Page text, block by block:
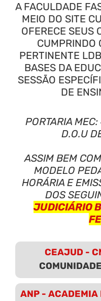
A FACULDADE
MEIO DO SITE
OFERECE SEUS
CUMPRINDO
PERTINENTE
BASES DA
SESSÃO
DE
PORTARIA
D.O.U
ASSIM BEM
MODELO
HORÁRIA E
DOS
JUDICIÁRIO
CEAJUD -
ANP - ACADEMIA